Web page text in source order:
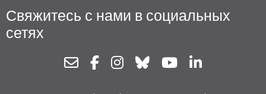
Свяжитесь с нами в социальных
сетях
NewsletterFacebookInstagram
Bluesky Youtube